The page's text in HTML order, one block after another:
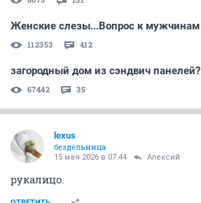
Женские слезы...Вопрос к мужчинам
112353 412
загородный дом из сэндвич панелей?
67442 35
lexus
бездельница
15 мая 2026 в 07:44 Алексий
рукалицо.